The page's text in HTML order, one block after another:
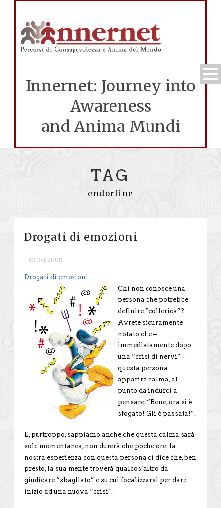
Innernet: Journey into
Awareness
and Anima Mundi
TAG
endorfine
Drogati di emozioni
30 Oct 2008
Drogati di emozioni
Chi non conosce una
persona che potrebbe
definire “collerica”?
Avrete sicuramente
notato che –
immediatamente dopo
una “crisi di nervi” –
questa persona
apparirà calma, al
punto da indurci a
pensare: “Bene, ora si è
sfogato! Gli è passata!”.
E, purtroppo, sappiamo anche che questa calma sarà
solo momentanea, non durerà che poche ore: la
nostra esperienza con questa persona ci dice che, ben
presto, la sua mente troverà qualcos’altro da
giudicare “sbagliato” e su cui focalizzarsi per dare
inizio ad una nuova “crisi”.